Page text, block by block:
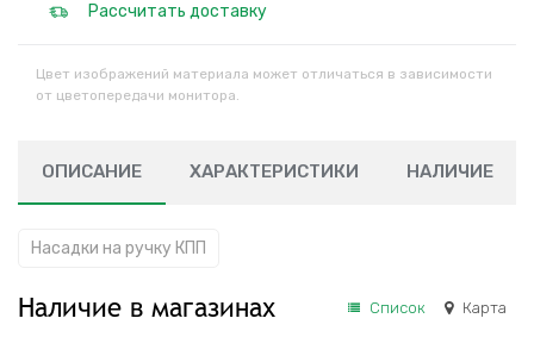
Рассчитать доставку
Цвет изображений материала может отличаться в зависимости
от цветопередачи монитора.
ОПИСАНИЕ ХАРАКТЕРИСТИКИ НАЛИЧИЕ
Насадки на ручку КПП
Наличие в магазинах Список Карта